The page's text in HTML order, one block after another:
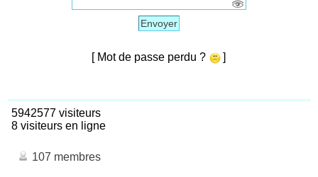
Envoyer
[ Mot de passe perdu ? ]
5942577 visiteurs
8 visiteurs en ligne
107 membres